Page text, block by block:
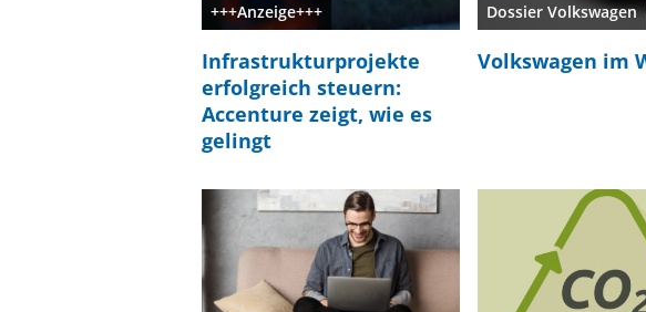
+++Anzeige+++
Infrastrukturprojekte
erfolgreich steuern:
Accenture zeigt, wie es
gelingt
Dossier Volkswagen
Volkswagen im